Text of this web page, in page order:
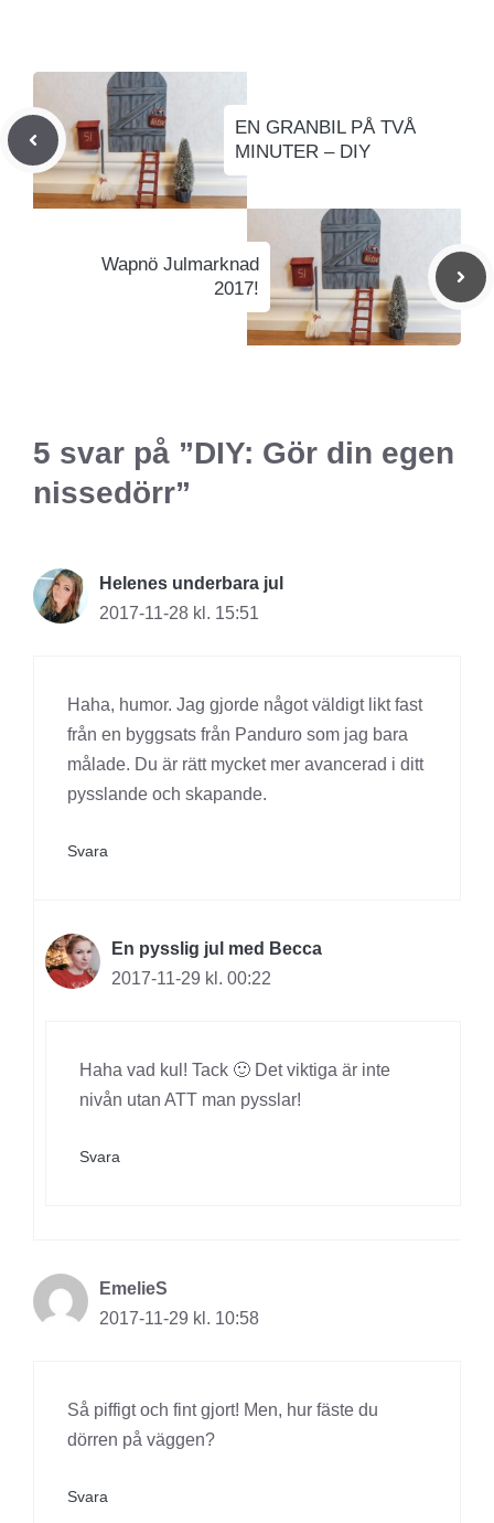
EN GRANBIL PÅ TVÅ
MINUTER – DIY
Wapnö Julmarknad
2017!
5 svar på ”DIY: Gör din egen
nissedörr”
Helenes underbara jul
2017-11-28 kl. 15:51
Haha, humor. Jag gjorde något väldigt likt fast
från en byggsats från Panduro som jag bara
målade. Du är rätt mycket mer avancerad i ditt
pysslande och skapande.
Svara
En pysslig jul med Becca
2017-11-29 kl. 00:22
Haha vad kul! Tack 🙂 Det viktiga är inte
nivån utan ATT man pysslar!
Svara
EmelieS
2017-11-29 kl. 10:58
Så piffigt och fint gjort! Men, hur fäste du
dörren på väggen?
Svara